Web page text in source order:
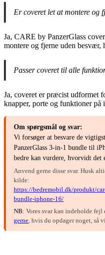
Er coveret let at montere og
Ja, CARE by PanzerGlass
montere og fjerne uden
Passer coveret til alle
Ja, coveret er præcist udformet
knapper, porte og funktioner på
Om spørgsmål og svar:
Vi forsøger at besvare de
PanzerGlass 3-in-1 bundle til
bedre kan vurdere, hvorvidt det
Anvend gerne disse svar. Husk
kilde:
https://bedremobil.dk/produkt/
bundle-iphone-16/
NB: Vores svar kan indeholde
gerne, hvis du opdager noget, så